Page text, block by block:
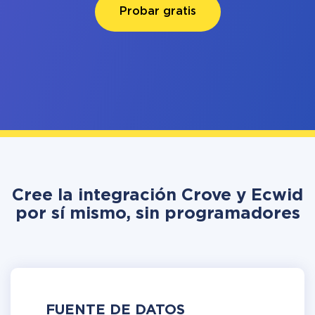
Probar gratis
Cree la integración Crove y Ecwid
por sí mismo, sin programadores
FUENTE DE DATOS